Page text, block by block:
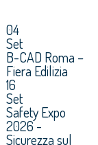
04
Set
B-CAD Roma –
Fiera Edilizia
16
Set
Safety Expo
2026 -
Sicurezza sul